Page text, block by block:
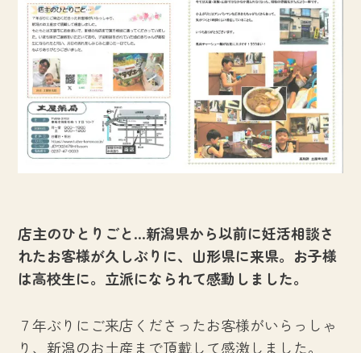
店主のひとりごと…新潟県から以前に妊活相談さ
れたお客様が久しぶりに、山形県に来県。お子様
は高校生に。立派になられて感動しました。
７年ぶりにご来店くださったお客様がいらっしゃ
り、新潟のお土産まで頂戴して感激しました。